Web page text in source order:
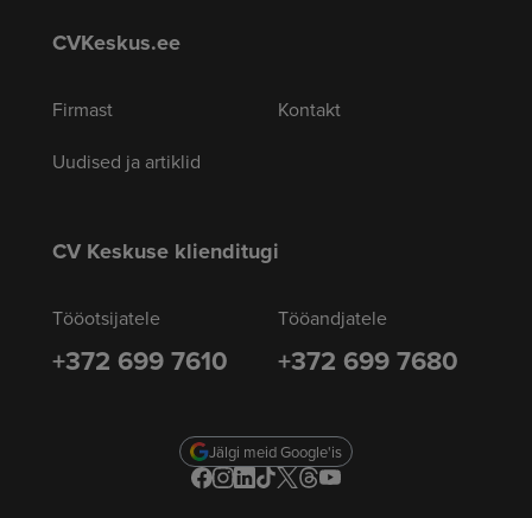
CVKeskus.ee
Firmast
Uudised ja artiklid
Kontakt
CV Keskuse klienditugi
Tööotsijatele
+372 699 7610
Tööandjatele
+372 699 7680
Jälgi meid Google'is